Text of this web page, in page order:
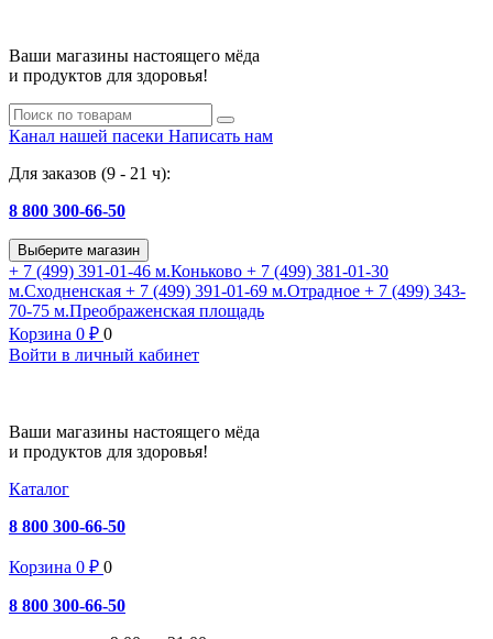
Ваши магазины настоящего мёда
и продуктов для здоровья!
Канал нашей пасеки Написать нам
Для заказов (9 - 21 ч):
8 800 300-66-50
Выберите магазин
+ 7 (499) 391-01-46 м.Коньково + 7 (499) 381-01-30
м.Сходненская + 7 (499) 391-01-69 м.Отрадное + 7 (499) 343-
70-75 м.Преображенская площадь
Корзина 0 ₽ 0
Войти в личный кабинет
Ваши магазины настоящего мёда
и продуктов для здоровья!
Каталог
8 800 300-66-50
Корзина 0 ₽ 0
8 800 300-66-50